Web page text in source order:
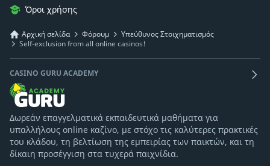
Όροι χρήσης
Αρχική σελίδα Φόρουμ
Υπεύθυνος Στοιχηματισμός
Self-exclusion from all online casinos!
CASINO GURU ACADEMY
Δωρεάν επαγγελματικά εκπαιδευτικά μαθήματα για
υπαλλήλους online καζίνο, με στόχο τις καλύτερες πρακτικές
του κλάδου, τη βελτίωση της εμπειρίας των παικτών, και τη
δίκαιη προσέγγιση στα τυχερά παιχνίδια.